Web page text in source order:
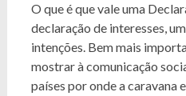
O que é que vale uma
declaração de interesses,
intenções. Bem mais
mostrar à comunicação
países por onde a caravana